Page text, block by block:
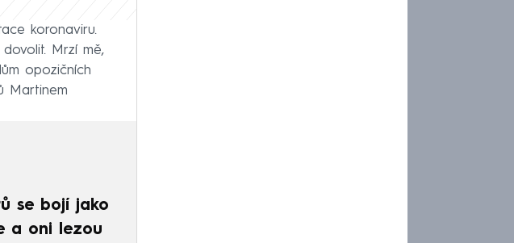
koronaviru.
Mrzí mě,
opozičních
Martinem
se bojí jako
a oni lezou